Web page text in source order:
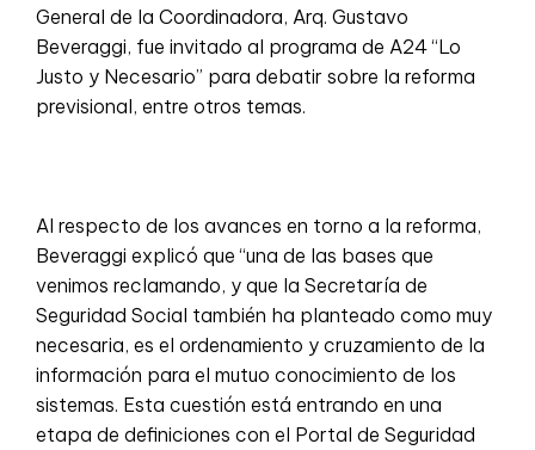
General de la Coordinadora, Arq. Gustavo
Beveraggi, fue invitado al programa de A24 “Lo
Justo y Necesario” para debatir sobre la reforma
previsional, entre otros temas.
Al respecto de los avances en torno a la reforma,
Beveraggi explicó que “una de las bases que
venimos reclamando, y que la Secretaría de
Seguridad Social también ha planteado como muy
necesaria, es el ordenamiento y cruzamiento de la
información para el mutuo conocimiento de los
sistemas. Esta cuestión está entrando en una
etapa de definiciones con el Portal de Seguridad